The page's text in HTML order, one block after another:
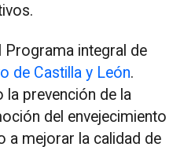
integral de
de Castilla y León.
prevención de la
del envejecimiento
a mejorar la calidad de